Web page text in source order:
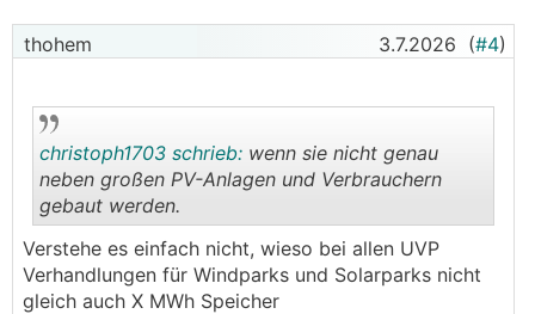
thohem 3.7.2026 (#4)
..
christoph1703 schrieb: wenn sie nicht genau
neben großen PV-Anlagen und Verbrauchern
gebaut werden.
Verstehe es einfach nicht, wieso bei allen UVP
Verhandlungen für Windparks und Solarparks nicht
gleich auch X MWh Speicher